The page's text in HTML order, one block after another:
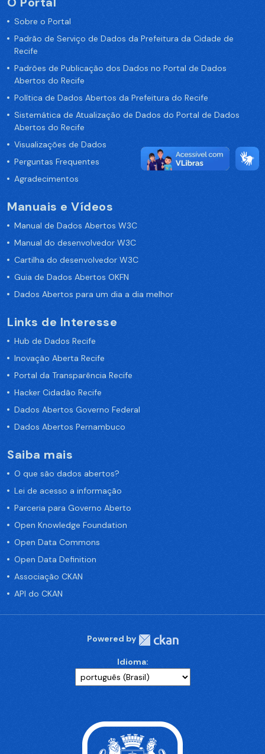
Sobre o Portal
Padrão de Serviço de Dados da Prefeitura da Cidade de
Recife
Padrões de Publicação dos Dados no Portal de Dados
Abertos do Recife
Política de Dados Abertos da Prefeitura do Recife
Sistemática de Atualização de Dados do Portal de Dados
Abertos do Recife
Visualizações de Dados
Perguntas Frequentes
Agradecimentos
Manuais e Vídeos
Manual de Dados Abertos W3C
Manual do desenvolvedor W3C
Cartilha do desenvolvedor W3C
Guia de Dados Abertos OKFN
Dados Abertos para um dia a dia melhor
Links de Interesse
Hub de Dados Recife
Inovação Aberta Recife
Portal da Transparência Recife
Hacker Cidadão Recife
Dados Abertos Governo Federal
Dados Abertos Pernambuco
Saiba mais
O que são dados abertos?
Lei de acesso a informação
Parceria para Governo Aberto
Open Knowledge Foundation
Open Data Commons
Open Data Definition
Associação CKAN
API do CKAN
Powered by
Idioma